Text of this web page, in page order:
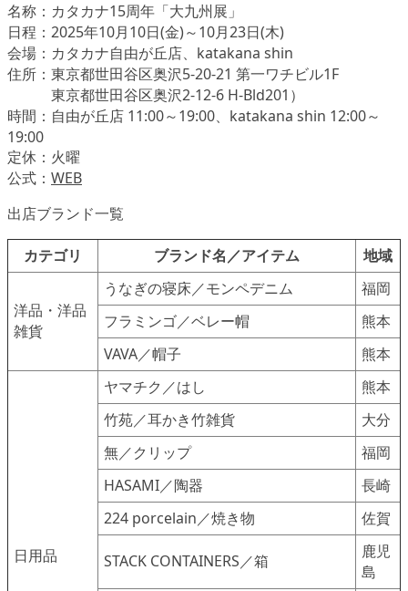
名称：カタカナ15周年「大九州展」
日程：2025年10月10日(金)～10月23日(木)
会場：カタカナ自由が丘店、katakana shin
住所：東京都世田谷区奥沢5-20-21 第一ワチビル1F
東京都世田谷区奥沢2-12-6 H-Bld201）
時間：自由が丘店 11:00～19:00、katakana shin 12:00～
19:00
定休：火曜
公式： WEB
出店ブランド一覧
カテゴリ ブランド名／アイテム 地域
洋品・洋品
雑貨
うなぎの寝床／モンペデニム
福岡
フラミンゴ／ベレー帽
熊本
VAVA／帽子
熊本
日用品
ヤマチク／はし
熊本
竹苑／耳かき竹雑貨
大分
無／クリップ
福岡
HASAMI／陶器
長崎
224 porcelain／焼き物
佐賀
STACK CONTAINERS／箱
鹿児
島